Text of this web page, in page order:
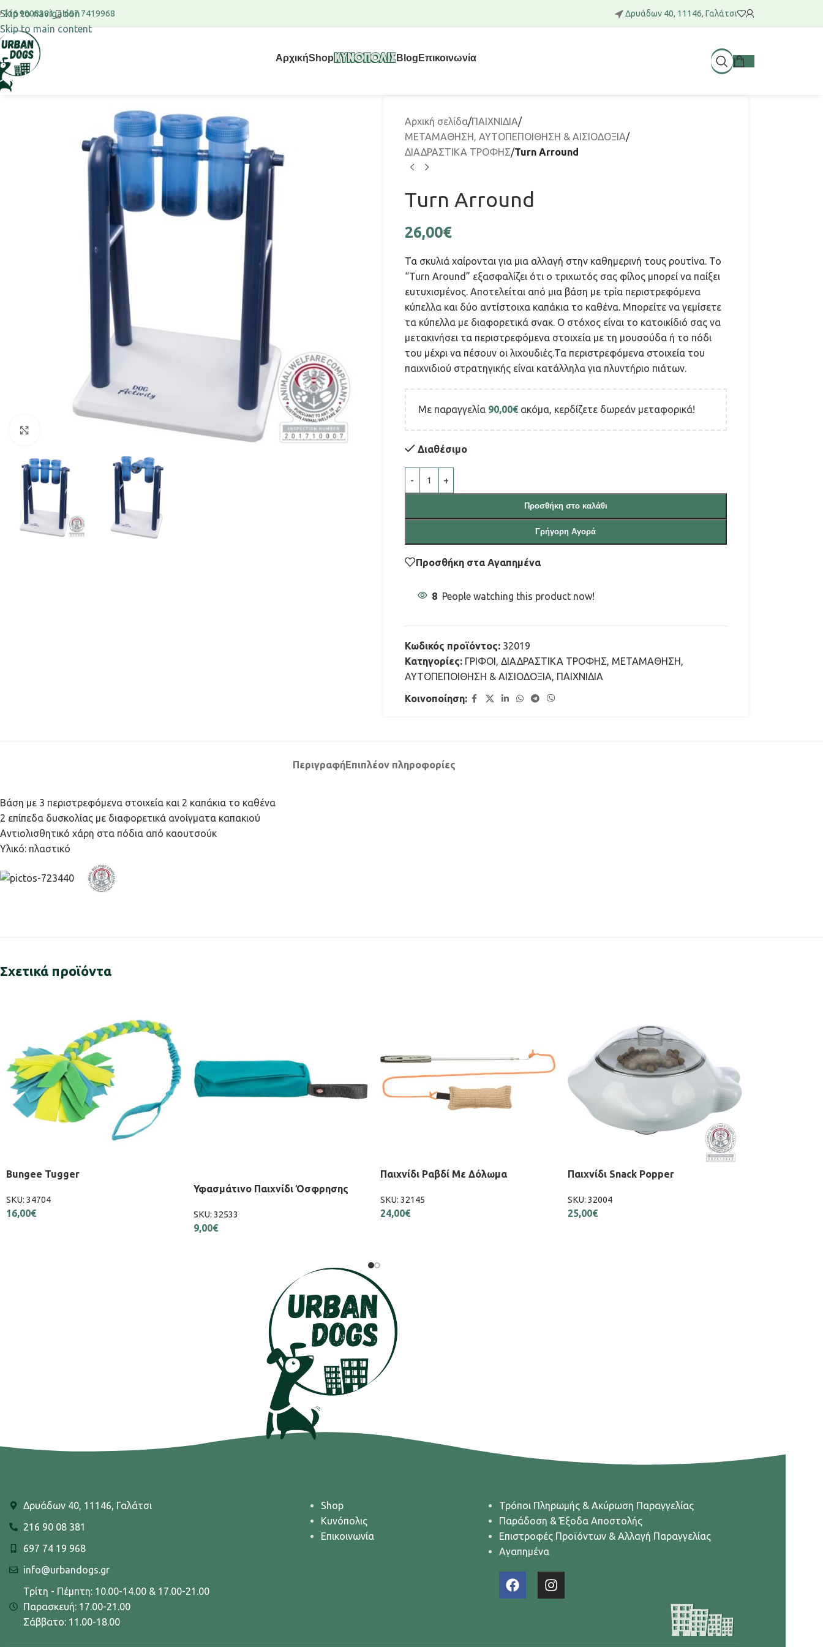
Skip to navigation
Skip to main content
216 9008381 697 7419968 Δρυάδων 40, 11146, Γαλάτσι
ΑρχικήShop Blog Επικοινωνία
Αρχική σελίδα/ΠΑΙΧΝΙΔΙΑ/
ΜΕΤΑΜΑΘΗΣΗ, ΑΥΤΟΠΕΠΟΙΘΗΣΗ & ΑΙΣΙΟΔΟΞΙΑ/
ΔΙΑΔΡΑΣΤΙΚΑ ΤΡΟΦΗΣ/Turn Arround
Turn Arround
26,00€
Τα σκυλιά χαίρονται για μια αλλαγή στην καθημερινή τους ρουτίνα. Το
“Turn Around” εξασφαλίζει ότι ο τριχωτός σας φίλος μπορεί να παίξει
ευτυχισμένος. Αποτελείται από μια βάση με τρία περιστρεφόμενα
κύπελλα και δύο αντίστοιχα καπάκια το καθένα. Μπορείτε να γεμίσετε
τα κύπελλα με διαφορετικά σνακ. Ο στόχος είναι το κατοικίδιό σας να
μετακινήσει τα περιστρεφόμενα στοιχεία με τη μουσούδα ή το πόδι
του μέχρι να πέσουν οι λιχουδιές.Τα περιστρεφόμενα στοιχεία του
παιχνιδιού στρατηγικής είναι κατάλληλα για πλυντήριο πιάτων.
Με παραγγελία 90,00€ακόμα, κερδίζετε δωρεάν μεταφορικά!
Διαθέσιμο
Προσθήκη στο καλάθι
Γρήγορη Αγορά
Προσθήκη στα Αγαπημένα
8 People watching this product now!
Κωδικός προϊόντος: 32019
Κατηγορίες: ΓΡΙΦΟΙ, ΔΙΑΔΡΑΣΤΙΚΑ ΤΡΟΦΗΣ, ΜΕΤΑΜΑΘΗΣΗ,
ΑΥΤΟΠΕΠΟΙΘΗΣΗ & ΑΙΣΙΟΔΟΞΙΑ, ΠΑΙΧΝΙΔΙΑ
Κοινοποίηση:
ΠεριγραφήΕπιπλέον πληροφορίες
Βάση με 3 περιστρεφόμενα στοιχεία και 2 καπάκια το καθένα
2 επίπεδα δυσκολίας με διαφορετικά ανοίγματα καπακιού
Αντιολισθητικό χάρη στα πόδια από καουτσούκ
Υλικό: πλαστικό
Σχετικά προϊόντα
Bungee Tugger
SKU: 34704
16,00€
Υφασμάτινο Παιχνίδι Όσφρησης
SKU: 32533
9,00€
Παιχνίδι Ραβδί Με Δόλωμα
SKU: 32145
24,00€
Παιχνίδι Snack Popper
SKU: 32004
25,00€
Δρυάδων 40, 11146, Γαλάτσι
216 90 08 381
697 74 19 968
info@urbandogs.gr
Τρίτη - Πέμπτη: 10.00-14.00 & 17.00-21.00
Παρασκευή: 17.00-21.00
Σάββατο: 11.00-18.00
Shop
Κυνόπολις
Επικοινωνία
Τρόποι Πληρωμής & Ακύρωση Παραγγελίας
Παράδοση & Έξοδα Αποστολής
Επιστροφές Προϊόντων & Αλλαγή Παραγγελίας
Αγαπημένα